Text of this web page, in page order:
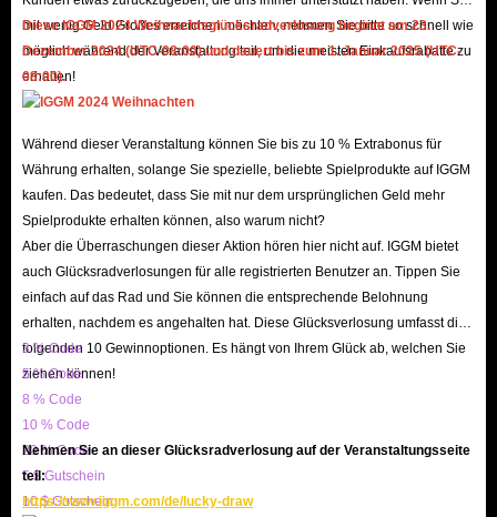
Wie verdient man mehr Goldmünzen in DND
Mobile?
Dark and Darker Mobile ist, können Sie die folgenden Methoden befolgen,
um mehr Goldmünzen im Spiel zu erhalten:
1. Aufgaben erledigen
In Dark and Darker Mobile wird es eine Reihe von täglichen und
Aufgaben wird normalerweise einen stetigen Vorrat an Goldmünzen
liefern. Es gibt auch einige Aufgaben, die möglicherweise anspruchsvoller
sind, aber die Belohnungen sind größer.
Sie können versuchen, wiederholt Bereiche mit dichten Feinden zu
bewirtschaften, um viele DND Mobile-Goldmünzen anzuhäufen. Das
Besiegen von Bossen bringt normalerweise höhere Belohnungen, also
mit wenig Geld Großes erreichen möchten, nehmen Sie bitte so schnell wie
möglich während der Veranstaltung teil, um die meisten Einkaufsrabatte zu
erhalten!
Diese IGGM 2024 Weihnachtsglücksradverlosung beginnt am 23.
Dezember 2024 (UTC-08:00) und dauert bis zum 1. Januar 2025 (UTC-
08:00).
Während dieser Veranstaltung können Sie bis zu 10 % Extrabonus für
Währung erhalten, solange Sie spezielle, beliebte Spielprodukte auf IGGM
kaufen. Das bedeutet, dass Sie mit nur dem ursprünglichen Geld mehr
Spielprodukte erhalten können, also warum nicht?
Aber die Überraschungen dieser Aktion hören hier nicht auf. IGGM bietet
auch Glücksradverlosungen für alle registrierten Benutzer an. Tippen Sie
einfach auf das Rad und Sie können die entsprechende Belohnung
erhalten, nachdem es angehalten hat. Diese Glücksverlosung umfasst die
folgenden 10 Gewinnoptionen. Es hängt von Ihrem Glück ab, welchen Sie
ziehen können!
3 % Code
5 % Code
8 % Code
10 % Code
20 % Code
5 $ Gutschein
10 $ Gutschein
Nehmen Sie an dieser Glücksradverlosung auf der Veranstaltungsseite
teil:
https://www.iggm.com/de/lucky-draw